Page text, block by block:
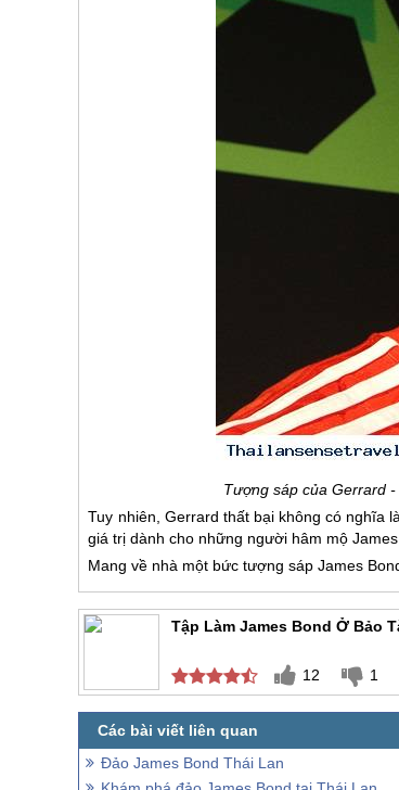
Tượng sáp của Gerrard
Tuy nhiên, Gerrard thất bại không có nghĩa
giá trị dành cho những người hâm mộ
Mang về nhà một bức tượng sáp James
Tập Làm James Bond Ở Bảo
12 1
Đảo James Bond Thái Lan